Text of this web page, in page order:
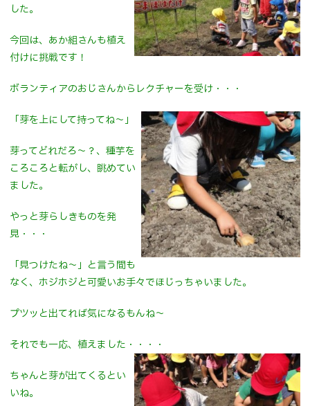
した。
今回は、あか組さんも植え
付けに挑戦です！
ボランティアのおじさんからレクチャーを受け・・・
「芽を上にして持ってね～」
芽ってどれだろ～？、種芋を
ころころと転がし、眺めてい
ました。
やっと芽らしきものを発
見・・・
「見つけたね～」と言う間も
なく、ホジホジと可愛いお手々でほじっちゃいました。
プツッと出てれば気になるもんね～
それでも一応、植えました・・・・
ちゃんと芽が出てくるとい
いね。